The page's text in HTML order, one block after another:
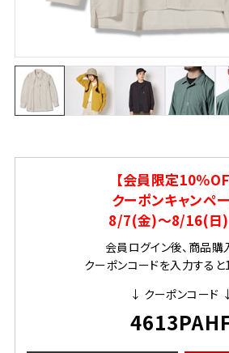
【会員限定10％
クーポンキャンペー
8/7(金)～8/16(日)
会員ログイン後、商品購
クーポンコードを入力すると
↓ クーポンコード